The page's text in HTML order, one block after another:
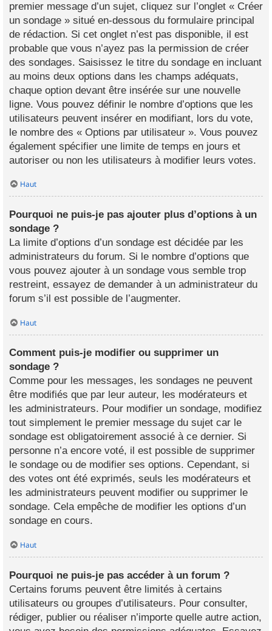
premier message d’un sujet, cliquez sur l’onglet « Créer
un sondage » situé en-dessous du formulaire principal
de rédaction. Si cet onglet n’est pas disponible, il est
probable que vous n’ayez pas la permission de créer
des sondages. Saisissez le titre du sondage en incluant
au moins deux options dans les champs adéquats,
chaque option devant être insérée sur une nouvelle
ligne. Vous pouvez définir le nombre d’options que les
utilisateurs peuvent insérer en modifiant, lors du vote,
le nombre des « Options par utilisateur ». Vous pouvez
également spécifier une limite de temps en jours et
autoriser ou non les utilisateurs à modifier leurs votes.
Haut
Pourquoi ne puis-je pas ajouter plus d’options à un
sondage ?
La limite d’options d’un sondage est décidée par les
administrateurs du forum. Si le nombre d’options que
vous pouvez ajouter à un sondage vous semble trop
restreint, essayez de demander à un administrateur du
forum s’il est possible de l’augmenter.
Haut
Comment puis-je modifier ou supprimer un
sondage ?
Comme pour les messages, les sondages ne peuvent
être modifiés que par leur auteur, les modérateurs et
les administrateurs. Pour modifier un sondage, modifiez
tout simplement le premier message du sujet car le
sondage est obligatoirement associé à ce dernier. Si
personne n’a encore voté, il est possible de supprimer
le sondage ou de modifier ses options. Cependant, si
des votes ont été exprimés, seuls les modérateurs et
les administrateurs peuvent modifier ou supprimer le
sondage. Cela empêche de modifier les options d’un
sondage en cours.
Haut
Pourquoi ne puis-je pas accéder à un forum ?
Certains forums peuvent être limités à certains
utilisateurs ou groupes d’utilisateurs. Pour consulter,
rédiger, publier ou réaliser n’importe quelle autre action,